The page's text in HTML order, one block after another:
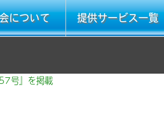
について 提供サービス一覧
号』を掲載